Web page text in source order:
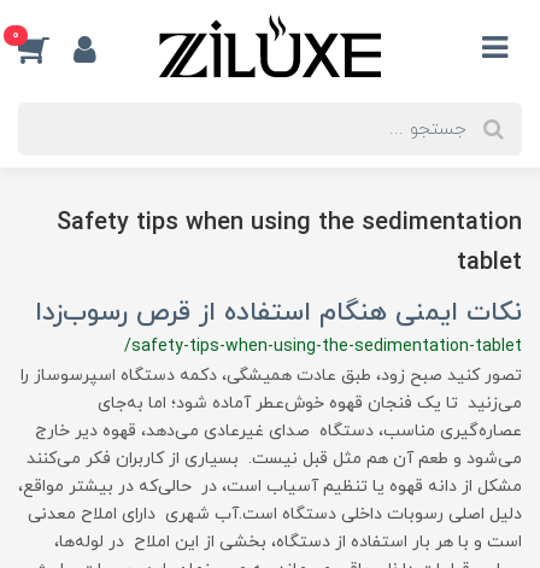
0
Safety tips when using the sedimentation
tablet
نکات ایمنی هنگام استفاده از قرص رسوب‌زدا
/safety-tips-when-using-the-sedimentation-tablet
تصور کنید صبح زود، طبق عادت همیشگی، دکمه دستگاه اسپرسوساز را
می‌زنید تا یک فنجان قهوه خوش‌عطر آماده شود؛ اما به‌جای
عصاره‌گیری مناسب، دستگاه صدای غیرعادی می‌دهد، قهوه دیر خارج
می‌شود و طعم آن هم مثل قبل نیست. بسیاری از کاربران فکر می‌کنند
مشکل از دانه قهوه یا تنظیم آسیاب است، در حالی‌که در بیشتر مواقع،
دلیل اصلی رسوبات داخلی دستگاه است.آب شهری دارای املاح معدنی
است و با هر بار استفاده از دستگاه، بخشی از این املاح در لوله‌ها،